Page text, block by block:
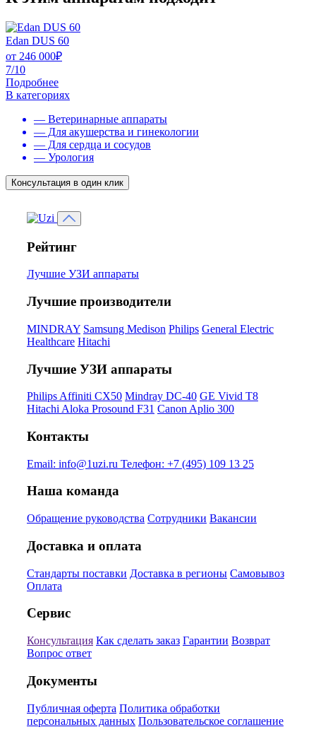
Edan DUS 60
от 246 000₽
7/10
Подробнее
В категориях
— Ветеринарные аппараты
— Для акушерства и гинекологии
— Для сердца и сосудов
— Урология
Консультация в один клик
Рейтинг
Лучшие УЗИ аппараты
Лучшие производители
MINDRAY Samsung Medison Philips General Electric
Healthcare Hitachi
Лучшие УЗИ аппараты
Philips Affiniti CX50 Mindray DC-40 GE Vivid T8
Hitachi Aloka Prosound F31 Canon Aplio 300
Контакты
Email: info@1uzi.ru Телефон: +7 (495) 109 13 25
Наша команда
Обращение руководства Сотрудники Вакансии
Доставка и оплата
Стандарты поставки Доставка в регионы Самовывоз
Оплата
Сервис
Консультация Как сделать заказ Гарантии Возврат
Вопрос ответ
Документы
Публичная оферта Политика обработки
персональных данных Пользовательское соглашение